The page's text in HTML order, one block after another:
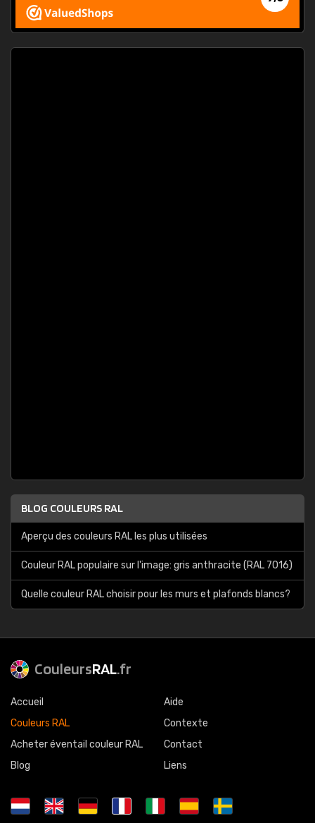
BLOG COULEURS RAL
Aperçu des couleurs RAL les plus utilisées
Couleur RAL populaire sur l'image: gris anthracite (RAL 7016)
Quelle couleur RAL choisir pour les murs et plafonds blancs?
CouleursRAL.fr
Accueil
Couleurs RAL
Acheter éventail couleur RAL
Blog
Aide
Contexte
Contact
Liens